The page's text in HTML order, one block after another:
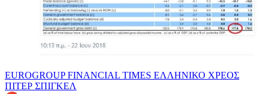
EUROGROUPFINANCIAL TIMES ΕΛΛΗΝΙΚΟ ΧΡΕΟΣ
ΠΙΤΕΡ ΣΠΙΓΚΕΛ